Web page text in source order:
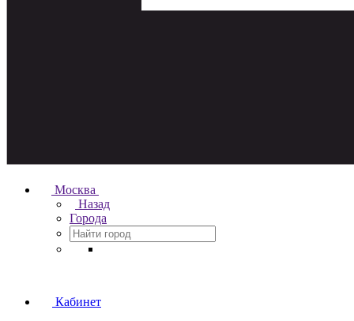
Москва
Назад
Города
Кабинет